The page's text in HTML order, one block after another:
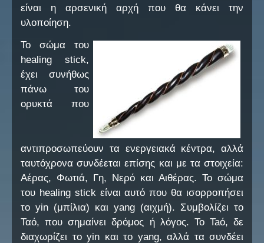
είναι η αρσενική αρχή που θα κάνει την
υλοποίηση.
Το σώμα του
healing stick,
έχει συνήθως
πάνω του
ορυκτά που
αντιπροσωπεύουν τα ενεργειακά κέντρα, αλλά
ταυτόχρονα συνδέεται επίσης και με τα στοιχεία:
Αέρας, Φωτιά, Γη, Νερό και Αιθέρας. Το σώμα
του healing stick είναι αυτό που θα ισορροπήσει
το yin (μπίλια) και yang (αιχμή). Συμβολίζει το
Ταό, που σημαίνει δρόμος ή λόγος. Το Taό, δε
διαχωρίζει το yin και το yang, αλλά τα συνδέει